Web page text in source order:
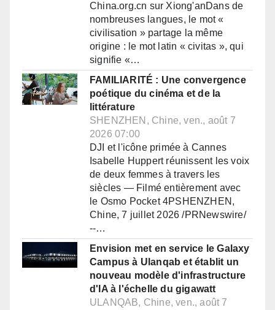
China.org.cn sur Xiong'anDans de
nombreuses langues, le mot «
civilisation » partage la même
origine : le mot latin « civitas », qui
signifie «…
FAMILIARITÉ : Une convergence
poétique du cinéma et de la
littérature
SHENZHEN, Chine, ven., août 7
2026 07:00
DJI et l'icône primée à Cannes
Isabelle Huppert réunissent les voix
de deux femmes à travers les
siècles — Filmé entièrement avec
le Osmo Pocket 4PSHENZHEN,
Chine, 7 juillet 2026 /PRNewswire/
--…
Envision met en service le Galaxy
Campus à Ulanqab et établit un
nouveau modèle d'infrastructure
d'IA à l'échelle du gigawatt
ULANQAB, Chine, ven., août 7